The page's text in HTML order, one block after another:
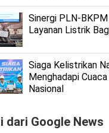
Sinergi PLN-
Layanan Listrik
Siaga Kelistrikan
Menghadapi
Nasional
dari Google News